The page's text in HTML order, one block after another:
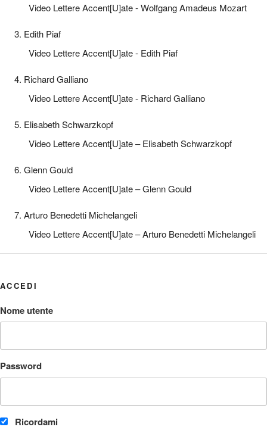
Video Lettere Accent[U]ate - Wolfgang Amadeus Mozart
3. Edith Piaf
Video Lettere Accent[U]ate - Edith Piaf
4. Richard Galliano
Video Lettere Accent[U]ate - Richard Galliano
5. Elisabeth Schwarzkopf
Video Lettere Accent[U]ate – Elisabeth Schwarzkopf
6. Glenn Gould
Video Lettere Accent[U]ate – Glenn Gould
7. Arturo Benedetti Michelangeli
Video Lettere Accent[U]ate – Arturo Benedetti Michelangeli
ACCEDI
Nome utente
Password
Ricordami